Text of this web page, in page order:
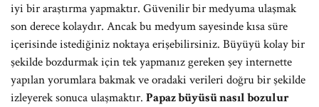
iyi bir araştırma yapmaktır. Güvenilir bir medyuma ulaşmak
son derece kolaydır. Ancak bu medyum sayesinde kısa süre
içerisinde istediğiniz noktaya erişebilirsiniz. Büyüyü kolay bir
şekilde bozdurmak için tek yapmanız gereken şey internette
yapılan yorumlara bakmak ve oradaki verileri doğru bir şekilde
izleyerek sonuca ulaşmaktır. Papaz büyüsü nasıl bozulur